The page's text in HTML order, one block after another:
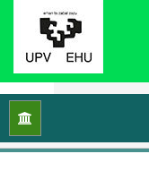
Inicio